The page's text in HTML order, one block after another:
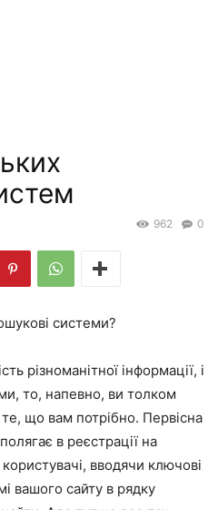
0
962
системи?
різноманітної інформації, і
то, напевно, ви толком
що вам потрібно. Первісна
в реєстрації на
вводячи ключові
вашого сайту в рядку